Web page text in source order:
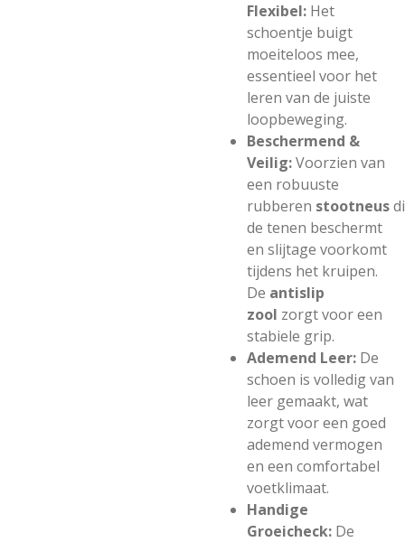
Flexibel: Het
schoentje buigt
moeiteloos mee,
essentieel voor het
leren van de juiste
loopbeweging.
Beschermend &
Veilig:Voorzien van
een robuuste
rubberen stootneus
de tenen beschermt
en slijtage voorkomt
tijdens het kruipen.
De antislip
zool zorgt voor een
stabiele grip.
Ademend Leer: De
schoen is volledig van
leer gemaakt, wat
zorgt voor een goed
ademend vermogen
en een comfortabel
voetklimaat.
Handige
Groeicheck: De